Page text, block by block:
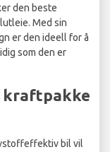
den beste
Med sin
er den ideell for å
som den er
kraftpakke
bil vil